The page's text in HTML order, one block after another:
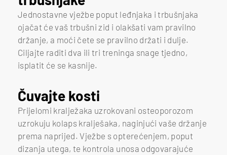
Jednostavne vježbe poput leđnjaka i trbušnjaka
ojačat će vaš trbušni zid i olakšati vam pravilno
držanje, a moći čete se pravilno držati i dulje.
Ciljajte raditi dva ili tri treninga snage tjedno,
isplatit će se kasnije.
Čuvajte kosti
Prijelomi kralježaka uzrokovani osteoporozom
uzrokuju kolaps kralješaka, naginjući vaše držanje
prema naprijed. Vježbe s opterećenjem, poput
dizanja utega, te kontrola unosa odgovarajuće